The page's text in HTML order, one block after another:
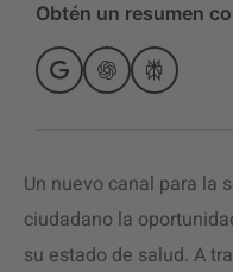
Obtén un resumen
Un nuevo canal para la
ciudadano la
su estado de salud. A